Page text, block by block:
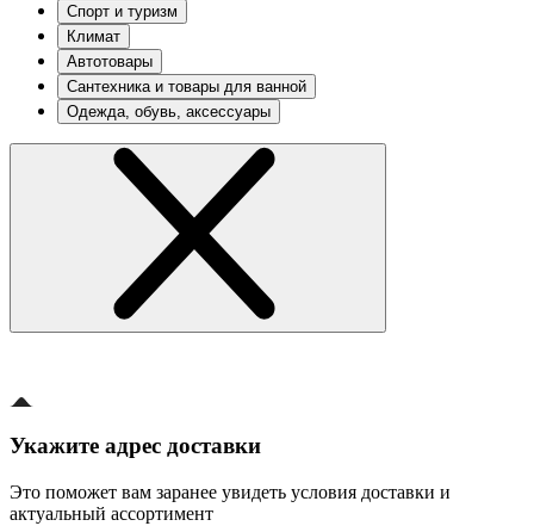
Спорт и туризм
Климат
Автотовары
Сантехника и товары для ванной
Одежда, обувь, аксессуары
Укажите адрес доставки
Это поможет вам заранее увидеть условия доставки и
актуальный ассортимент